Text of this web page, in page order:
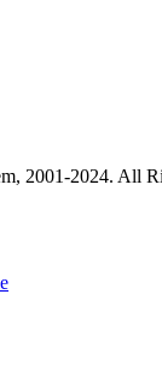
2001-2024. All